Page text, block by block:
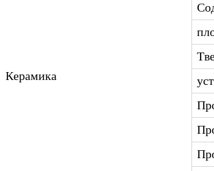
Керамика